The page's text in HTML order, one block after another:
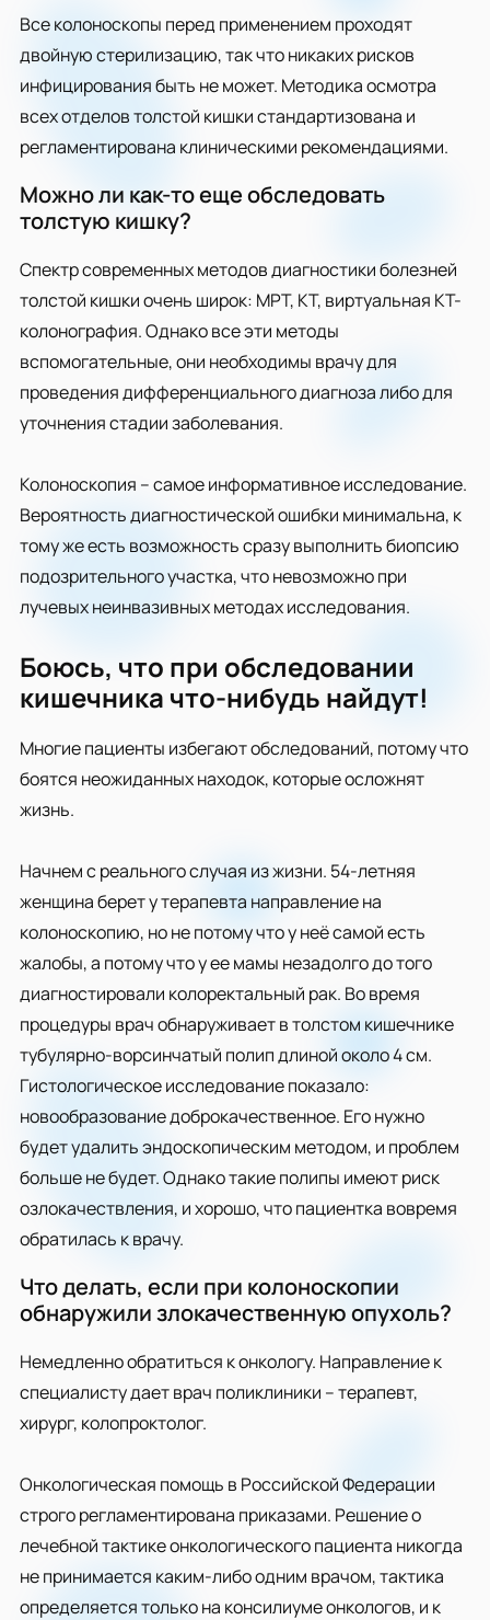
Все колоноскопы перед применением проходят
двойную стерилизацию, так что никаких рисков
инфицирования быть не может. Методика осмотра
всех отделов толстой кишки стандартизована и
регламентирована клиническими рекомендациями.
Можно ли как-то еще обследовать
толстую кишку?
Спектр современных методов диагностики болезней
толстой кишки очень широк: МРТ, КТ, виртуальная КТ-
колонография. Однако все эти методы
вспомогательные, они необходимы врачу для
проведения дифференциального диагноза либо для
уточнения стадии заболевания.
Колоноскопия – самое информативное исследование.
Вероятность диагностической ошибки минимальна, к
тому же есть возможность сразу выполнить биопсию
подозрительного участка, что невозможно при
лучевых неинвазивных методах исследования.
Боюсь, что при обследовании
кишечника что-нибудь найдут!
Многие пациенты избегают обследований, потому что
боятся неожиданных находок, которые осложнят
жизнь.
Начнем с реального случая из жизни. 54-летняя
женщина берет у терапевта направление на
колоноскопию, но не потому что у неё самой есть
жалобы, а потому что у ее мамы незадолго до того
диагностировали колоректальный рак. Во время
процедуры врач обнаруживает в толстом кишечнике
тубулярно-ворсинчатый полип длиной около 4 см.
Гистологическое исследование показало:
новообразование доброкачественное. Его нужно
будет удалить эндоскопическим методом, и проблем
больше не будет. Однако такие полипы имеют риск
озлокачествления, и хорошо, что пациентка вовремя
обратилась к врачу.
Что делать, если при колоноскопии
обнаружили злокачественную опухоль?
Немедленно обратиться к онкологу. Направление к
специалисту дает врач поликлиники – терапевт,
хирург, колопроктолог.
Онкологическая помощь в Российской Федерации
строго регламентирована приказами. Решение о
лечебной тактике онкологического пациента никогда
не принимается каким-либо одним врачом, тактика
определяется только на консилиуме онкологов, и к